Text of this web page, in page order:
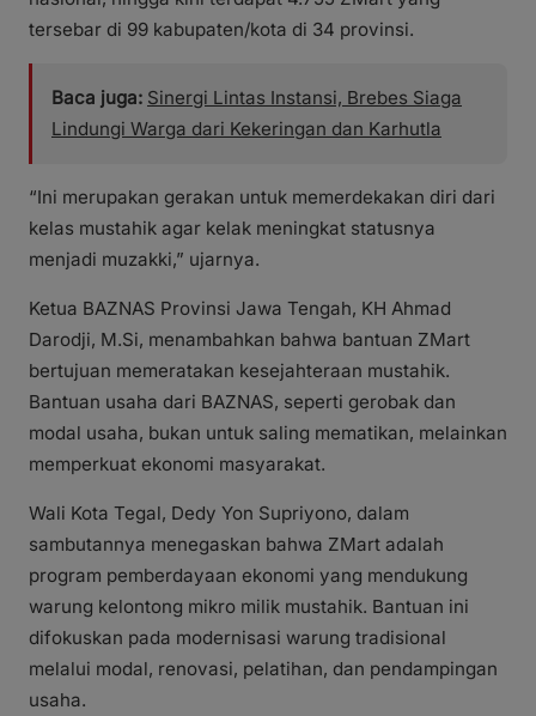
tersebar di 99 kabupaten/kota di 34 provinsi.
Baca juga: Sinergi Lintas Instansi, Brebes Siaga
Lindungi Warga dari Kekeringan dan Karhutla
“Ini merupakan gerakan untuk memerdekakan diri dari
kelas mustahik agar kelak meningkat statusnya
menjadi muzakki,” ujarnya.
Ketua BAZNAS Provinsi Jawa Tengah, KH Ahmad
Darodji, M.Si, menambahkan bahwa bantuan ZMart
bertujuan memeratakan kesejahteraan mustahik.
Bantuan usaha dari BAZNAS, seperti gerobak dan
modal usaha, bukan untuk saling mematikan, melainkan
memperkuat ekonomi masyarakat.
Wali Kota Tegal, Dedy Yon Supriyono, dalam
sambutannya menegaskan bahwa ZMart adalah
program pemberdayaan ekonomi yang mendukung
warung kelontong mikro milik mustahik. Bantuan ini
difokuskan pada modernisasi warung tradisional
melalui modal, renovasi, pelatihan, dan pendampingan
usaha.